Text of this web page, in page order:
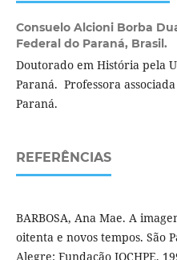
Consuelo Alcioni Borba
Federal do Paraná, Brasil.
Doutorado em História pela
Paraná. Professora
Paraná.
REFERÊNCIAS
BARBOSA, Ana Mae. A
oitenta e novos tempos. São
Alegre: Fundação IOCHPE,